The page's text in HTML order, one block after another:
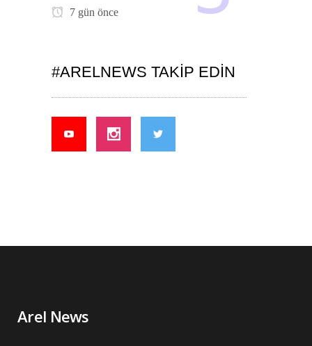
7 gün önce
#ARELNEWS TAKIP EDIN
Arel News